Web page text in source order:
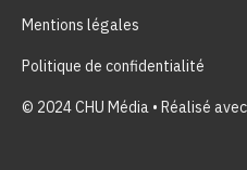
Mentions légales
Politique de confidentialité
© 2024 CHU Média • Réalisé avec